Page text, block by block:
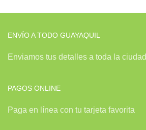
ENVÍO A TODO GUAYAQUIL
Enviamos tus detalles a toda la ciudad
PAGOS ONLINE
Paga en línea con tu tarjeta favorita